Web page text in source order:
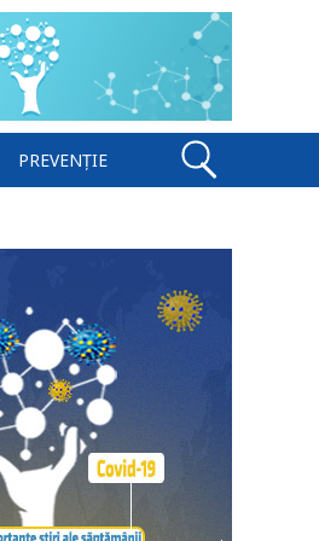
PREVENȚIE